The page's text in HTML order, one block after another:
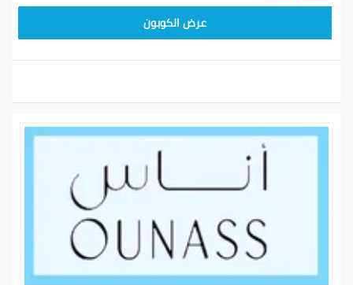
مثل جوناثان سيمتشاي وموسكينو وبرادا والعديد غيرهم.
مو بس كذا، فيه قسم خاص للـ “أخبار” اللي يخليك على علم
بأحدث الاتجاهات، وكمان تقدر تستخدم رموز الخصم لتوفير
إذا تسجلت في النشرة الإخبارية رح تحصل على عروض خاصة.
ما عليك إلا تحط بريدك الإلكتروني وراح توصلك العروض
مباشرة. وكمان إذا جربت تشترك في نصيحة اثنين، تحصل
على تحديثات عن آخر أخبار الموضة. يعني ممكن تحصل على
تجربة تسوق مميزة مع دعم من خبراء الموضة.
عرض الكوبون